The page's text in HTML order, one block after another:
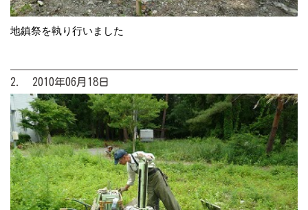
地鎮祭を執り行いました
2. 2010年06月18日